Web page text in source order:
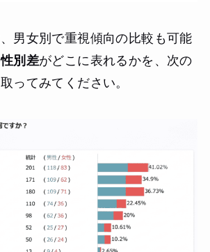
男女別で重視傾向の比較も可能
別差がどこに表れるかを、次の
ってみてください。